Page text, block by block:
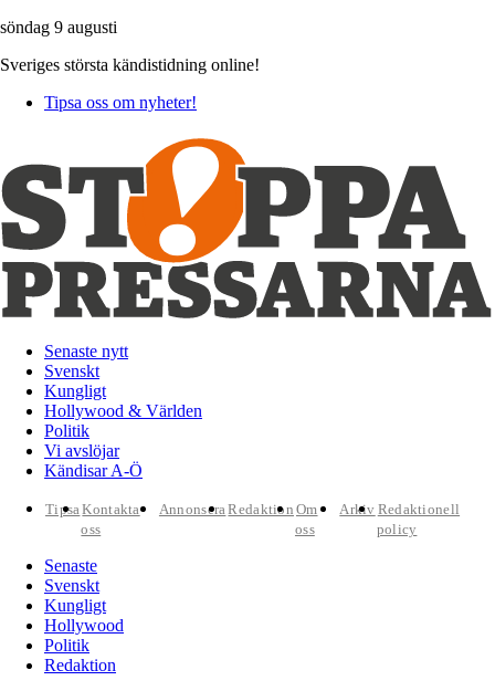
söndag 9 augusti
Sveriges största kändistidning online!
Tipsa oss om nyheter!
Senaste nytt
Svenskt
Kungligt
Hollywood & Världen
Politik
Vi avslöjar
Kändisar A-Ö
TipsaKontakta
oss
AnnonseraRedaktion Om
oss
Arkiv Redaktionell
policy
Senaste
Svenskt
Kungligt
Hollywood
Politik
Redaktion